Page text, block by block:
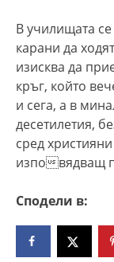
В училищата се
карани да
изисква да
кръг, който
и сега, а в
десетилетия,
сред
изповядващ
Сподели в: